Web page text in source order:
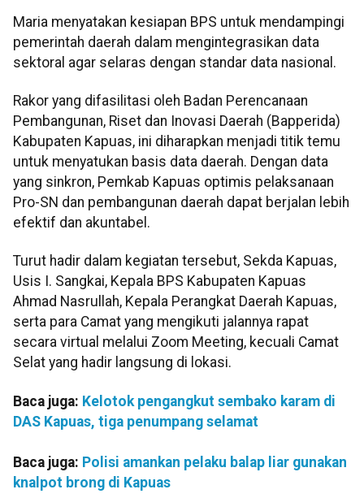
Maria menyatakan kesiapan BPS untuk mendampingi
pemerintah daerah dalam mengintegrasikan data
sektoral agar selaras dengan standar data nasional.
Rakor yang difasilitasi oleh Badan Perencanaan
Pembangunan, Riset dan Inovasi Daerah (Bapperida)
Kabupaten Kapuas, ini diharapkan menjadi titik temu
untuk menyatukan basis data daerah. Dengan data
yang sinkron, Pemkab Kapuas optimis pelaksanaan
Pro-SN dan pembangunan daerah dapat berjalan lebih
efektif dan akuntabel.
Turut hadir dalam kegiatan tersebut, Sekda Kapuas,
Usis I. Sangkai, Kepala BPS Kabupaten Kapuas
Ahmad Nasrullah, Kepala Perangkat Daerah Kapuas,
serta para Camat yang mengikuti jalannya rapat
secara virtual melalui Zoom Meeting, kecuali Camat
Selat yang hadir langsung di lokasi.
Baca juga: Kelotok pengangkut sembako karam di
DAS Kapuas, tiga penumpang selamat
Baca juga: Polisi amankan pelaku balap liar gunakan
knalpot brong di Kapuas